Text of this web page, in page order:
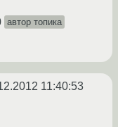
автор топика
11:40:53